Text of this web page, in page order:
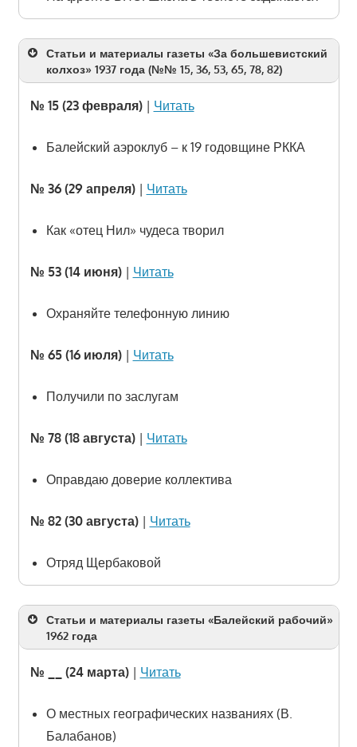
Статьи и материалы газеты «За большевистский
колхоз» 1937 года (№№ 15, 36, 53, 65, 78, 82)
№ 15 (23 февраля)| Читать
Балейский аэроклуб – к 19 годовщине РККА
№ 36 (29 апреля)| Читать
Как «отец Нил» чудеса творил
№ 53 (14 июня)| Читать
Охраняйте телефонную линию
№ 65 (16 июля)| Читать
Получили по заслугам
№ 78 (18 августа)| Читать
Оправдаю доверие коллектива
№ 82 (30 августа)| Читать
Отряд Щербаковой
Статьи и материалы газеты «Балейский рабочий»
1962 года
№ __ (24 марта)| Читать
О местных географических названиях (В.
Балабанов)